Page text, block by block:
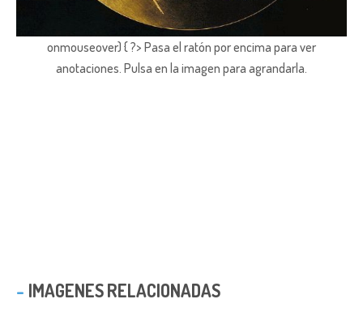
onmouseover) { ?> Pasa el ratón por encima para ver
anotaciones. Pulsa en la imagen para agrandarla.
IMAGENES RELACIONADAS